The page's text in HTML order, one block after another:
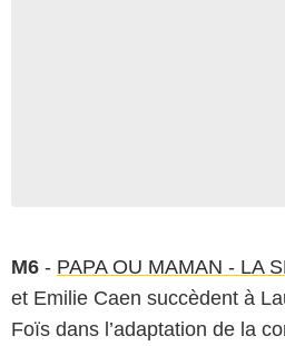
M6 - PAPA OU MAMAN - LA
et Emilie Caen succèdent à
Foïs dans l’adaptation de la